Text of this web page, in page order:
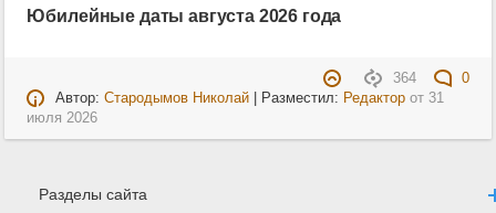
Юбилейные даты августа 2026 года
364
0
Автор: Стародымов Николай| Разместил: Редакторот 31
июля 2026
Разделы сайта